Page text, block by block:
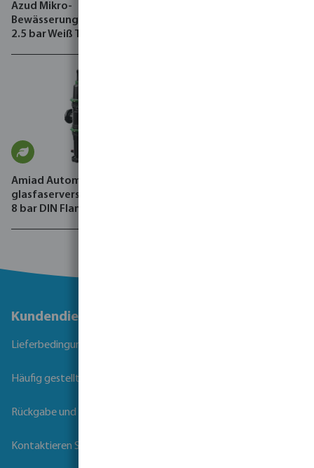
Azud Mikro-
Bewässerungsschlauch PE
2.5 bar Weiß Typ Hidro-P
Amiad Automatischer Filter
glasfaserverstärktes Nylon
8 bar DIN Flansch
Kundendienst
Lieferbedingungen
Häufig gestellte Fragen
Rückgabe und Garantie
Kontaktieren Sie uns